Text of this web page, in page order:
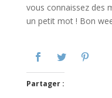
vous connaissez des
un petit mot ! Bon
Partager :